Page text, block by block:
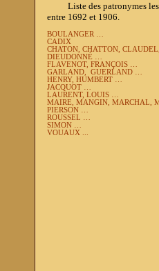
Liste des patronymes les
entre 1692 et 1906.
BOULANGER …
CADIX
CHATON, CHATTON,
DIEUDONNÉ …
FLAVENOT, FRANÇOIS …
GARLAND,
GUERLAND …
HENRY, HUMBERT …
JACQUOT …
LAURENT, LOUIS …
MAIRE, MANGIN, MARCHAL,
PIERSON …
ROUSSEL …
SIMON …
VOUAUX ...